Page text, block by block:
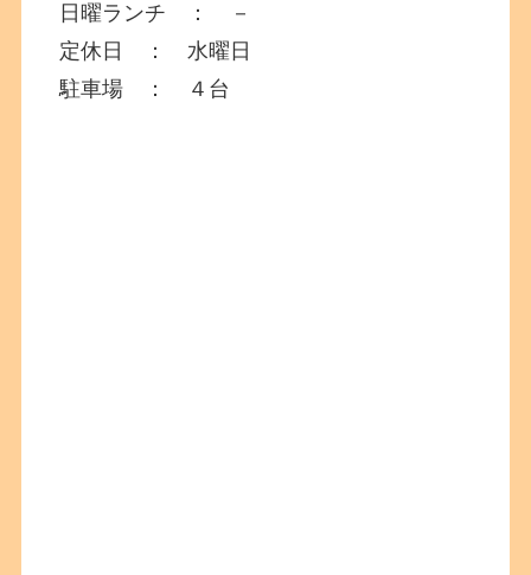
日曜ランチ ： －
定休日 ： 水曜日
駐車場 ： ４台